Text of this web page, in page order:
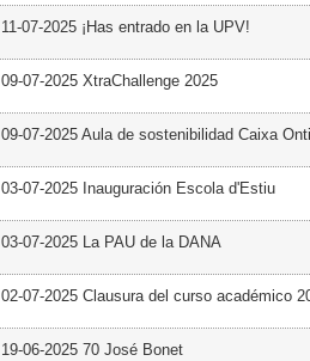
11-07-2025 ¡Has entrado en la UPV!
09-07-2025 XtraChallenge 2025
09-07-2025 Aula de sostenibilidad Caixa
03-07-2025 Inauguración Escola d'Estiu
03-07-2025 La PAU de la DANA
02-07-2025 Clausura del curso académico
19-06-2025 70 José Bonet